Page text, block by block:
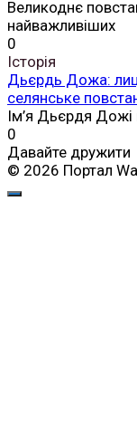
Великоднє
найважливіших
0
Історія
Дьєрдь Дожа:
селянське
Ім’я Дьєрдя Дожі
0
Давайте дружити
© 2026 Портал